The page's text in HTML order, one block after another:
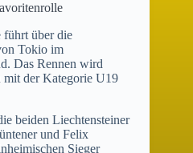
führt über die
Tokio im
Das Rennen wird
mit der Kategorie U19
beiden Liechtensteiner
und Felix
Sieger